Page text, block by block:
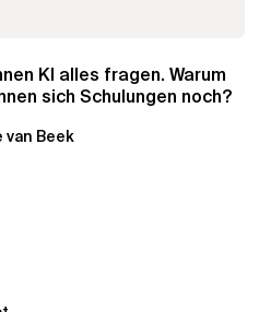
KI alles fragen. Warum
sich Schulungen noch?
van Beek